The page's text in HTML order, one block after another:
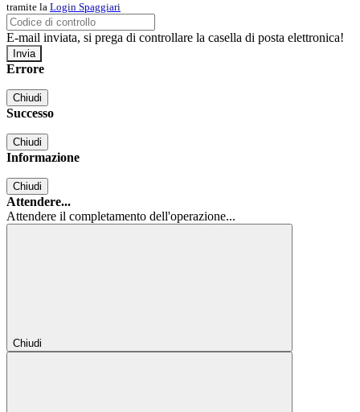
tramite la Login Spaggiari
E-mail inviata, si prega di controllare la casella di posta elettronica!
Errore
Chiudi
Successo
Chiudi
Informazione
Chiudi
Attendere...
Attendere il completamento dell'operazione...
Chiudi